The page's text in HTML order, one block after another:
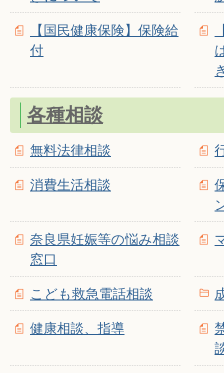
【国民健康保険】保険給
付
各種相談
無料法律相談
消費生活相談
奈良県妊娠等の悩み相談
窓口
こども救急電話相談
健康相談、指導